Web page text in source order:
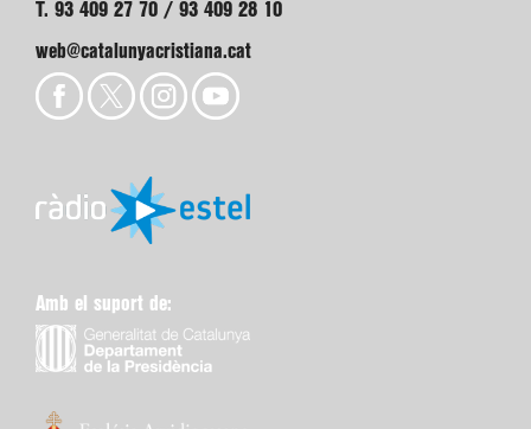
T. 93 409 27 70 / 93 409 28 10
web@catalunyacristiana.cat
Amb el suport de: